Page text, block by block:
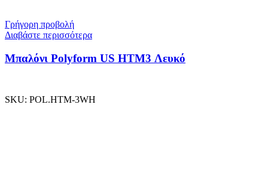
Γρήγορη προβολή
Διαβάστε περισσότερα
Μπαλόνι Polyform US ΗΤΜ3 Λευκό
SKU: POL.HTM-3WH